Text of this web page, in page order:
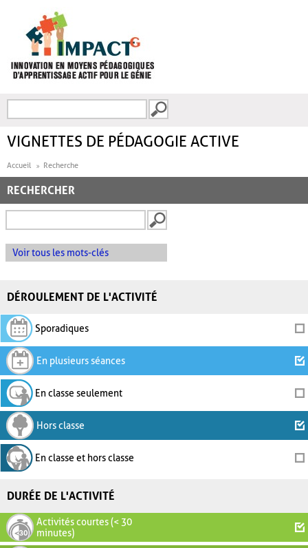
FORMULAIRE DE
VIGNETTES DE PÉDAGOGIE ACTIVE
Accueil Recherche
RECHERCHER
Voir tous les mots-clés
DÉROULEMENT DE L'ACTIVITÉ
Sporadiques
En plusieurs séances
En classe seulement
Hors classe
En classe et hors classe
DURÉE DE L'ACTIVITÉ
Activités courtes (< 30
minutes)